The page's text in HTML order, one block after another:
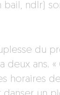
ndlr)
du
deux ans.
horaires